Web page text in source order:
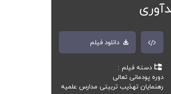
دانلود فیلم
دسته فیلم
دوره پودمانی تعالی
رهنمایان تهذیب تربیتی مدارس علمیه